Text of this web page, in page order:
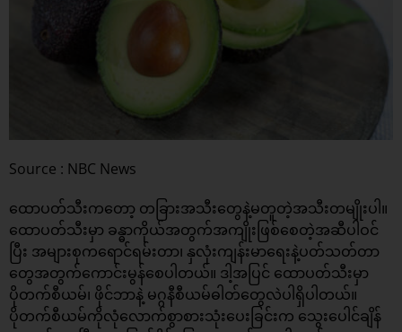
Source : NBC News
ထောပတ်သီးကတော့ တခြားအသီးတွေနဲ့မတူတဲ့အသီးတမျိုးပါ။
ထောပတ်သီးမှာ ခန္ဓာကိုယ်အတွက်အကျိုးဖြစ်စေတဲ့အဆီပါဝင်
ပြီး အများစုကရောင်ရမ်းတာ၊ နှလုံးကျန်းမာရေးနဲ့ပတ်သတ်တာ
တွေအတွက်ကောင်းမွန်စေပါတယ်။ ဒါ့အပြင် ထောပတ်သီးမှာ
ပိုတက်စီယမ်၊ ဖိုင်ဘာနဲ့ မဂ္ဂနီစီယမ်ဓါတ်တွေလဲပါရှိပါတယ်။
ပိုတက်စီယမ်ကိုလုံလောက်စွာစားသုံးပေးခြင်းက သွေးပေါင်ချိန်